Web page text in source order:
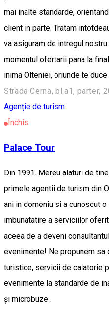
mai inalte standarde,
client in parte. Tratam
va asiguram de intregul
momentul ofertarii pana la
inima Olteniei, oriunde te duce
Strada Cerna, bl.a1, parter,
Agenție de turism
Închis
Palace Tour
Din 1991. Mereu alaturi de
primele agentii de turism din
ani in domeniu si a cunoscut
imbunatatire a serviciilor
aceea de a deveni
evenimente! Ne propunem
turistice, servicii de calatorie
evenimente la standarde de
și microbuze .